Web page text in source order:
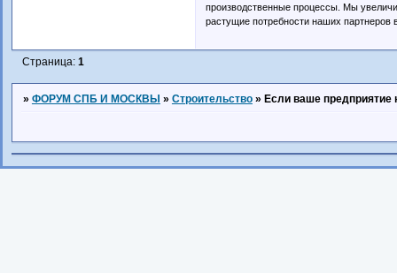
производственные процессы. Мы
растущие потребности наших
Страница: 1
» ФОРУМ СПБ И МОСКВЫ » Строительство » Если ваше предприятие